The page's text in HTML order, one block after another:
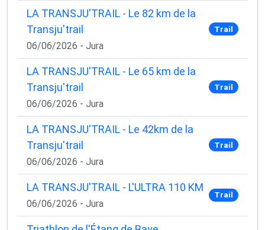
LA TRANSJU'TRAIL - Le 82 km de la
Transju'trail
06/06/2026 - Jura
Trail
LA TRANSJU'TRAIL - Le 65 km de la
Transju'trail
06/06/2026 - Jura
Trail
LA TRANSJU'TRAIL - Le 42km de la
Transju'trail
06/06/2026 - Jura
Trail
LA TRANSJU'TRAIL - L'ULTRA 110 KM
06/06/2026 - Jura
Trail